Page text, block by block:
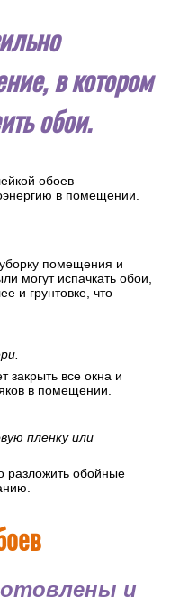
в котором
обои.
обоев
в помещении.
помещения и
могут испачкать обои,
и грунтовке, что
закрыть все окна и
в помещении.
пленку или
разложить обойные
и